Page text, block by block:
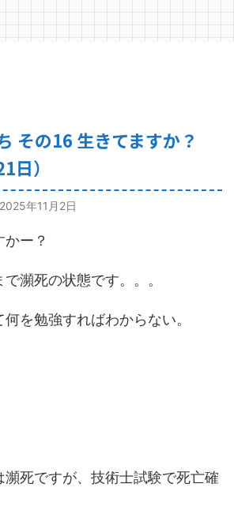
その16 生きてますか？
日）
2025年11月2日
ー？
瀕死の状態です。。。
を勉強すればわからない。
死ですが、技術士試験で死亡確